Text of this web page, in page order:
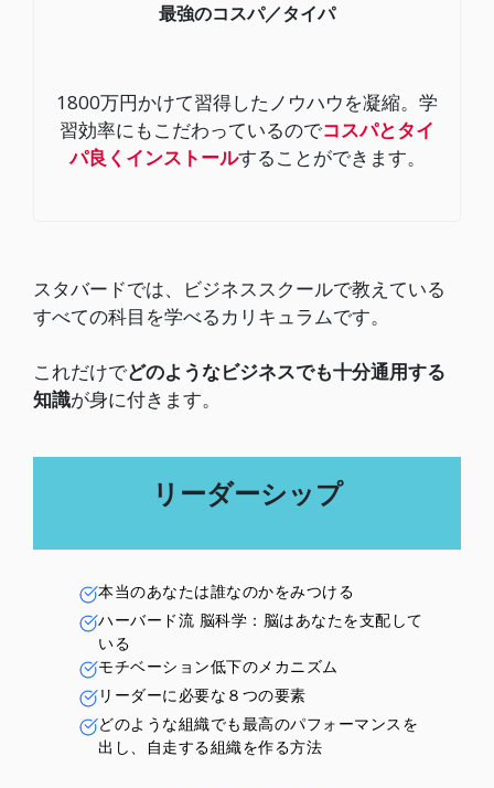
最強のコスパ／タイパ
1800万円かけて習得したノウハウを凝縮。学
習効率にもこだわっているのでコスパとタイ
パ良くインストールすることができます。
スタバードでは、ビジネススクールで教えている
すべての科目を学べるカリキュラムです。
これだけでどのようなビジネスでも十分通用する
知識が身に付きます。
リーダーシップ
本当のあなたは誰なのかをみつける
ハーバード流 脳科学：脳はあなたを支配して
いる
モチベーション低下のメカニズム
リーダーに必要な８つの要素
どのような組織でも最高のパフォーマンスを
出し、自走する組織を作る方法